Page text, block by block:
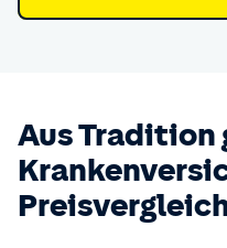
Aus Tradition